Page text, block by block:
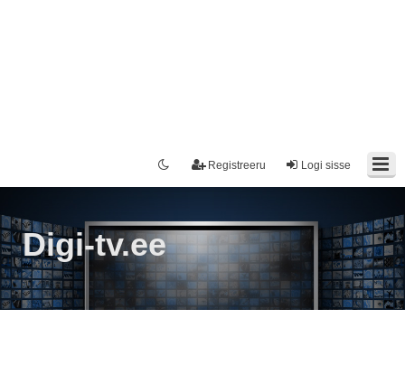
Logi sisse
Registreeru
Digi-tv.ee